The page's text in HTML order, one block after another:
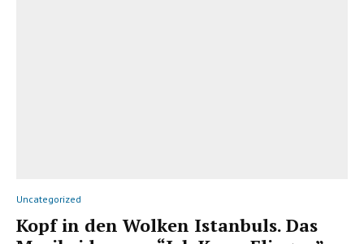
Uncategorized
Kopf in den Wolken Istanbuls. Das